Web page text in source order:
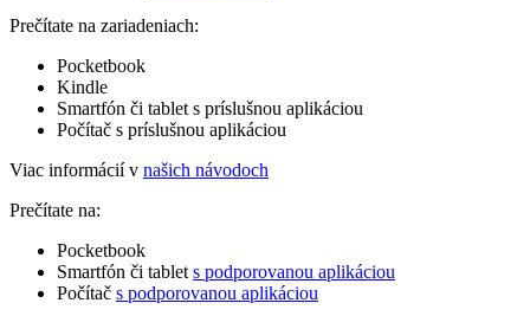
Prečítate na zariadeniach:
Pocketbook
Kindle
Smartfón či tablet s príslušnou aplikáciou
Počítač s príslušnou aplikáciou
Viac informácií v našich návodoch
Prečítate na:
Pocketbook
Smartfón či tablet s podporovanou aplikáciou
Počítač s podporovanou aplikáciou